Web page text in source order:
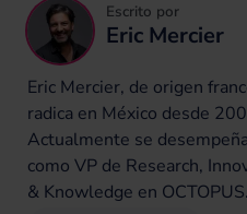
Escrito por
Eric Mercier
Eric Mercier, de origen
radica en México desde
Actualmente se desempeña
como VP de Research,
& Knowledge en OCTOPUS.